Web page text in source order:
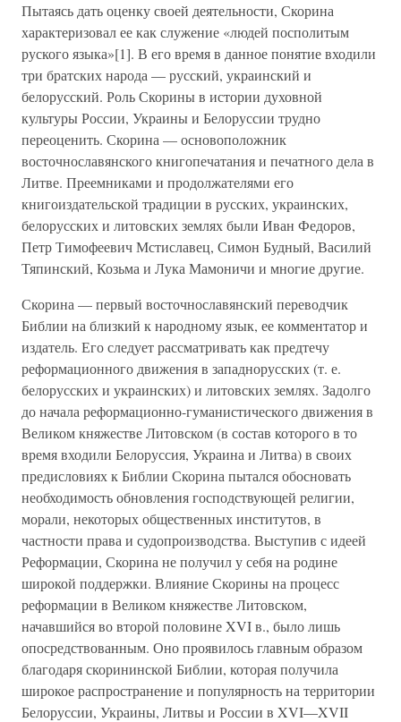
Пытаясь дать оценку своей деятельности, Скорина
характеризовал ее как служение «людей посполитым
руского языка»[1]. В его время в данное понятие входили
три братских народа — русский, украинский и
белорусский. Роль Скорины в истории духовной
культуры России, Украины и Белоруссии трудно
переоценить. Скорина — основоположник
восточнославянского книгопечатания и печатного дела в
Литве. Преемниками и продолжателями его
книгоиздательской традиции в русских, украинских,
белорусских и литовских землях были Иван Федоров,
Петр Тимофеевич Мстиславец, Симон Будный, Василий
Тяпинский, Козьма и Лука Мамоничи и многие другие.
Скорина — первый восточнославянский переводчик
Библии на близкий к народному язык, ее комментатор и
издатель. Его следует рассматривать как предтечу
реформационного движения в западнорусских (т. е.
белорусских и украинских) и литовских землях. Задолго
до начала реформационно-гуманистического движения в
Великом княжестве Литовском (в состав которого в то
время входили Белоруссия, Украина и Литва) в своих
предисловиях к Библии Скорина пытался обосновать
необходимость обновления господствующей религии,
морали, некоторых общественных институтов, в
частности права и судопроизводства. Выступив с идеей
Реформации, Скорина не получил у себя на родине
широкой поддержки. Влияние Скорины на процесс
реформации в Великом княжестве Литовском,
начавшийся во второй половине XVI в., было лишь
опосредствованным. Оно проявилось главным образом
благодаря скорининской Библии, которая получила
широкое распространение и популярность на территории
Белоруссии, Украины, Литвы и России в XVI—XVII